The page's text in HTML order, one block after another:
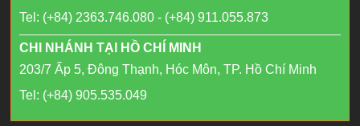
Tel: (+84) 2363.746.080 - (+84) 911.055.873
CHI NHÁNH TẠI HỒ CHÍ MINH
203/7 Ấp 5, Đông Thạnh, Hóc Môn, TP. Hồ Chí Minh
Tel: (+84) 905.535.049